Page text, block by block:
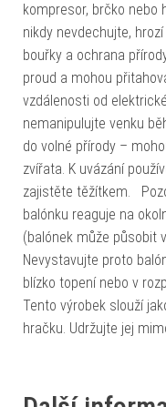
kompresor, brčko nebo
nikdy nevdechujte,
bouřky a ochrana
proud a mohou
vzdálenosti od
nemanipulujte venku
do volné přírody –
zvířata. K uvázání
zajistěte těžítkem.
balónku reaguje na
(balónek může působit
Nevystavujte proto
blízko topení nebo v
Tento výrobek slouží
hračku. Udržujte jej